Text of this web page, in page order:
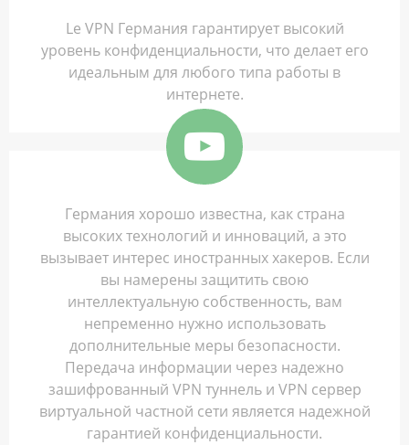
Le VPN Германия гарантирует высокий
уровень конфиденциальности, что делает его
идеальным для любого типа работы в
интернете.
Германия хорошо известна, как страна
высоких технологий и инноваций, а это
вызывает интерес иностранных хакеров. Если
вы намерены защитить свою
интеллектуальную собственность, вам
непременно нужно использовать
дополнительные меры безопасности.
Передача информации через надежно
зашифрованный VPN туннель и VPN сервер
виртуальной частной сети является надежной
гарантией конфиденциальности.